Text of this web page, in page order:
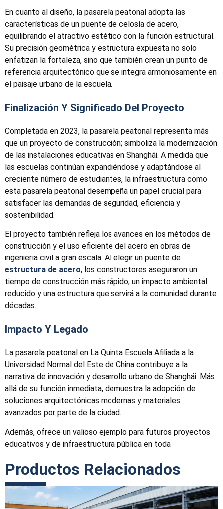
En cuanto al diseño, la pasarela peatonal adopta las
características de un puente de celosía de acero,
equilibrando el atractivo estético con la función estructural.
Su precisión geométrica y estructura expuesta no solo
enfatizan la fortaleza, sino que también crean un punto de
referencia arquitectónico que se integra armoniosamente en
el paisaje urbano de la escuela.
Finalización Y Significado Del Proyecto
Completada en 2023, la pasarela peatonal representa más
que un proyecto de construcción; simboliza la modernización
de las instalaciones educativas en Shanghái. A medida que
las escuelas continúan expandiéndose y adaptándose al
creciente número de estudiantes, la infraestructura como
esta pasarela peatonal desempeña un papel crucial para
satisfacer las demandas de seguridad, eficiencia y
sostenibilidad.
El proyecto también refleja los avances en los métodos de
construcción y el uso eficiente del acero en obras de
ingeniería civil a gran escala. Al elegir un puente de
estructura de acero, los constructores aseguraron un
tiempo de construcción más rápido, un impacto ambiental
reducido y una estructura que servirá a la comunidad durante
décadas.
Impacto Y Legado
La pasarela peatonal en La Quinta Escuela Afiliada a la
Universidad Normal del Este de China contribuye a la
narrativa de innovación y desarrollo urbano de Shanghái. Más
allá de su función inmediata, demuestra la adopción de
soluciones arquitectónicas modernas y materiales
avanzados por parte de la ciudad.
Además, ofrece un valioso ejemplo para futuros proyectos
educativos y de infraestructura pública en toda
Productos Relacionados